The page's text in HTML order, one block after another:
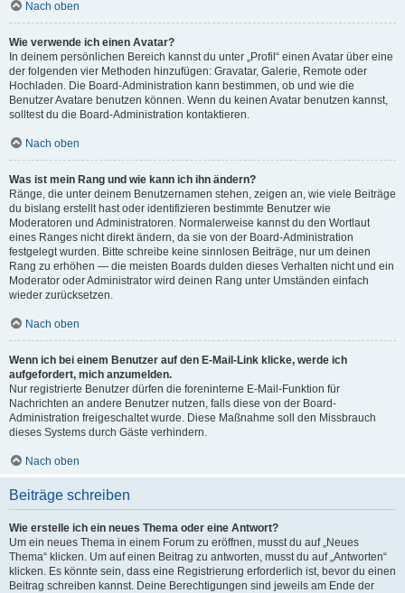
Nach oben
Wie verwende ich einen Avatar?
In deinem persönlichen Bereich kannst du unter „Profil“ einen Avatar über eine
der folgenden vier Methoden hinzufügen: Gravatar, Galerie, Remote oder
Hochladen. Die Board-Administration kann bestimmen, ob und wie die
Benutzer Avatare benutzen können. Wenn du keinen Avatar benutzen kannst,
solltest du die Board-Administration kontaktieren.
Nach oben
Was ist mein Rang und wie kann ich ihn ändern?
Ränge, die unter deinem Benutzernamen stehen, zeigen an, wie viele Beiträge
du bislang erstellt hast oder identifizieren bestimmte Benutzer wie
Moderatoren und Administratoren. Normalerweise kannst du den Wortlaut
eines Ranges nicht direkt ändern, da sie von der Board-Administration
festgelegt wurden. Bitte schreibe keine sinnlosen Beiträge, nur um deinen
Rang zu erhöhen — die meisten Boards dulden dieses Verhalten nicht und ein
Moderator oder Administrator wird deinen Rang unter Umständen einfach
wieder zurücksetzen.
Nach oben
Wenn ich bei einem Benutzer auf den E-Mail-Link klicke, werde ich
aufgefordert, mich anzumelden.
Nur registrierte Benutzer dürfen die foreninterne E-Mail-Funktion für
Nachrichten an andere Benutzer nutzen, falls diese von der Board-
Administration freigeschaltet wurde. Diese Maßnahme soll den Missbrauch
dieses Systems durch Gäste verhindern.
Nach oben
Beiträge schreiben
Wie erstelle ich ein neues Thema oder eine Antwort?
Um ein neues Thema in einem Forum zu eröffnen, musst du auf „Neues
Thema“ klicken. Um auf einen Beitrag zu antworten, musst du auf „Antworten“
klicken. Es könnte sein, dass eine Registrierung erforderlich ist, bevor du einen
Beitrag schreiben kannst. Deine Berechtigungen sind jeweils am Ende der